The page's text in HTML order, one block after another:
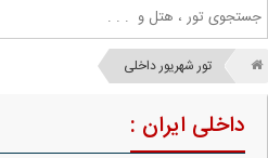
تور شهریور داخلی
داخلی ایران :